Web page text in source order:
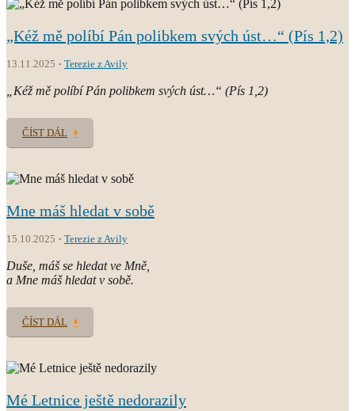
„Kéž mě políbí Pán polibkem svých úst…“ (Pís 1,2)
13.11.2025 Terezie z Avily
„Kéž mě políbí Pán polibkem svých úst…“ (Pís 1,2)
ČÍST DÁL
Mne máš hledat v sobě
15.10.2025 Terezie z Avily
Duše, máš se hledat ve Mně,
a Mne máš hledat v sobě.
ČÍST DÁL
Mé Letnice ještě nedorazily